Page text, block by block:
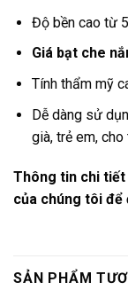
Độ bền cao từ
Giá bạt che
Tính thẩm mỹ
Dễ dàng sử
già, trẻ em,
Thông tin chi tiết
của chúng tôi để
SẢN PHẨM